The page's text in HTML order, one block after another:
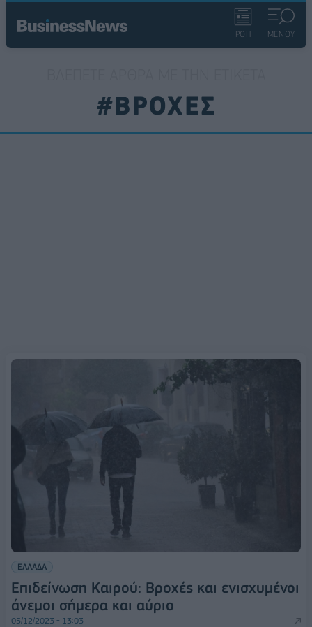
ΡΟΗ ΜΕΝΟΥ
#ΒΡΟΧΕΣ
ΕΛΛΑΔΑ
Επιδείνωση Καιρού: Βροχές και ενισχυμένοι
άνεμοι σήμερα και αύριο
05/12/2023 - 13:03